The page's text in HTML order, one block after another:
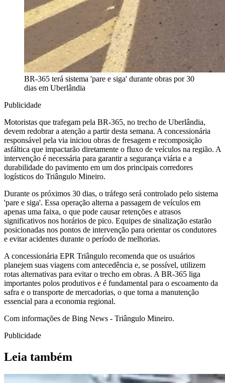
BR-365 terá sistema 'pare e siga' durante obras por 30
dias em Uberlândia
Publicidade
Motoristas que trafegam pela BR-365, no trecho de Uberlândia,
devem redobrar a atenção a partir desta semana. A concessionária
responsável pela via iniciou obras de fresagem e recomposição
asfáltica que impactarão diretamente o fluxo de veículos na região. A
intervenção é necessária para garantir a segurança viária e a
durabilidade do pavimento em um dos principais corredores
logísticos do Triângulo Mineiro.
Durante os próximos 30 dias, o tráfego será controlado pelo sistema
'pare e siga'. Essa operação alterna a passagem de veículos em
apenas uma faixa, o que pode causar retenções e atrasos
significativos nos horários de pico. Equipes de sinalização estarão
posicionadas nos pontos de intervenção para orientar os condutores
e evitar acidentes durante o período de melhorias.
A concessionária EPR Triângulo recomenda que os usuários
planejem suas viagens com antecedência e, se possível, utilizem
rotas alternativas para evitar o trecho em obras. A BR-365 liga
importantes polos produtivos e é fundamental para o escoamento da
safra e o transporte de mercadorias, o que torna a manutenção
essencial para a economia regional.
Com informações de Bing News - Triângulo Mineiro.
Publicidade
Leia também